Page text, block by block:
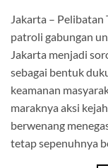
Jakarta – Pelibatan
patroli gabungan
Jakarta menjadi
sebagai bentuk
keamanan
maraknya aksi
berwenang
tetap sepenuhnya